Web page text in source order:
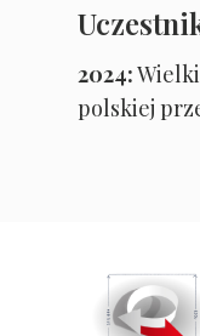
2024:
polskiej